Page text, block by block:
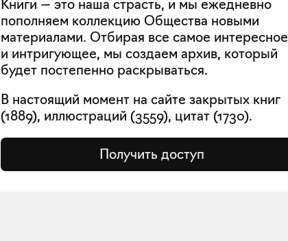
Книги — это наша страсть, и мы ежедневно
пополняем коллекцию Общества новыми
материалами. Отбирая все самое интересное
и интригующее, мы создаем архив, который
будет постепенно раскрываться.
В настоящий момент на сайте закрытых книг
(1889), иллюстраций (3559), цитат (1730).
Получить доступ